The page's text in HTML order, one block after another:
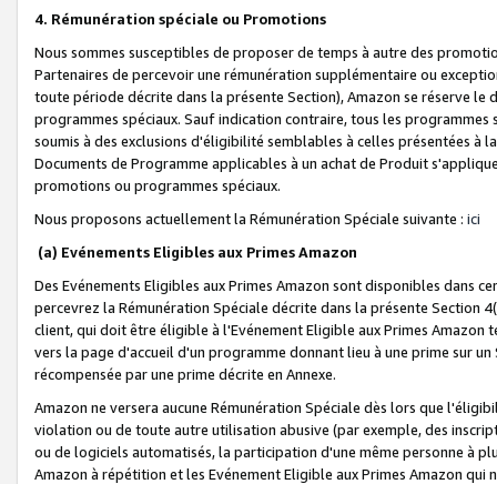
4. Rémunération spéciale ou Promotions
Nous sommes susceptibles de proposer de temps à autre des
Partenaires de percevoir une rémunération supplémentaire ou
toute période décrite dans la présente Section), Amazon se réserve
programmes spéciaux. Sauf indication contraire, tous les
soumis à des exclusions d'éligibilité semblables à celles présentées à
Documents de Programme applicables à un achat de Produit
promotions ou programmes spéciaux.
Nous proposons actuellement la Rémunération Spéciale suivante : ici
(a) Evénements Eligibles aux Primes Amazon
Des Evénements Eligibles aux Primes Amazon sont disponibles dans
percevrez la Rémunération Spéciale décrite dans la présente Section
client, qui doit être éligible à l'Evénement Eligible aux Primes Amazon
vers la page d'accueil d'un programme donnant lieu à une prime sur
récompensée par une prime décrite en Annexe.
Amazon ne versera aucune Rémunération Spéciale dès lors que
violation ou de toute autre utilisation abusive (par exemple, des
ou de logiciels automatisés, la participation d'une même personne à
Amazon à répétition et les Evénement Eligible aux Primes Amazon qui